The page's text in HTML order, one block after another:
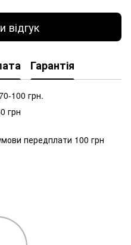
відгук
Гарантія
100 грн.
грн
передплати 100 грн